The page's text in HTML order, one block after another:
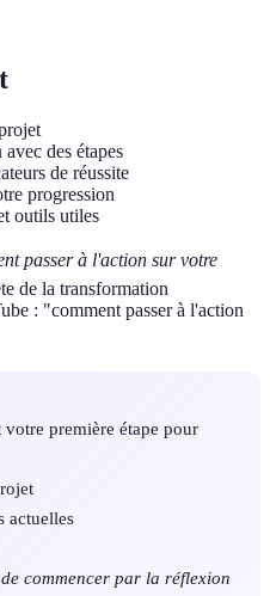
des étapes
de réussite
progression
outils utiles
passer à l'action sur votre
de la transformation
: "comment passer à l'action
votre première étape pour
actuelles
commencer par la réflexion